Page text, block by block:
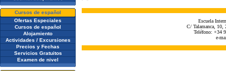
Cursos de español
Ofertas Especiales
Cursos de español
Alojamiento
Actividades / Excursiones
Precios y Fechas
Servicios Gratuitos
Examen de nivel
Escuela
C/ Talamanca, 10,
Teléfono: +34
e-